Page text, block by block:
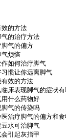
效的方法
的治疗方法
气的偏方
气烦恼
如何治疗脚气
惯让你远离脚气
效的方法
床表现脚气的症状
什么药物好
气的传染吗
治疗脚气的偏方和
水可治脚气
引起灰指甲